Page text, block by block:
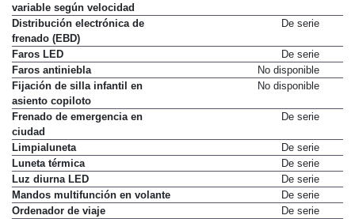
variable según velocidad
Distribución electrónica de
frenado (EBD)
De serie
Faros LED
De serie
Faros antiniebla
No disponible
Fijación de silla infantil en
asiento copiloto
No disponible
Frenado de emergencia en
ciudad
De serie
Limpialuneta
De serie
Luneta térmica
De serie
Luz diurna LED
De serie
Mandos multifunción en volante
De serie
Ordenador de viaje
De serie